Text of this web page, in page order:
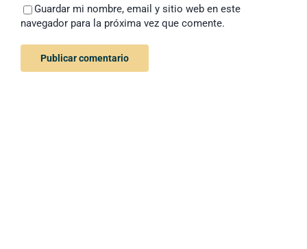
Guardar mi nombre, email y sitio web en este
navegador para la próxima vez que comente.